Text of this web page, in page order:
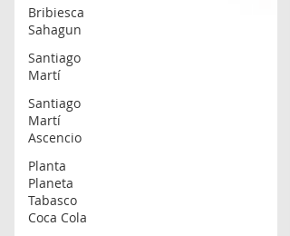
Bribiesca
Sahagun
Santiago
Martí
Santiago
Martí
Ascencio
Planta
Planeta
Tabasco
Coca Cola